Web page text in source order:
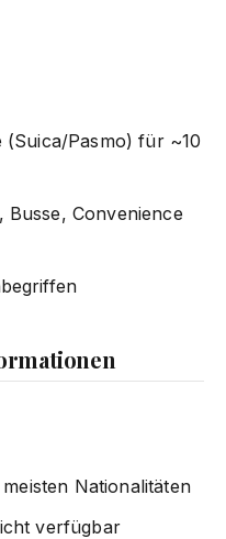
(Suica/Pasmo) für ~10
Convenience
Nationalitäten
verfügbar